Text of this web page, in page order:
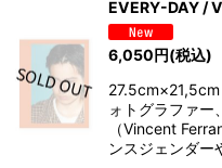
EVERY-DAY /
6,050円(税込)
ォトグラファー
（Vincent
ンスジェンダー